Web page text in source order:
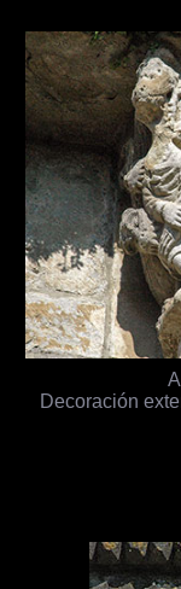
Decoración